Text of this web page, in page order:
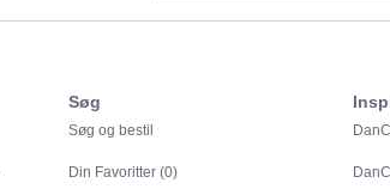
Søg
Søg og bestil
Din Favoritter (0)